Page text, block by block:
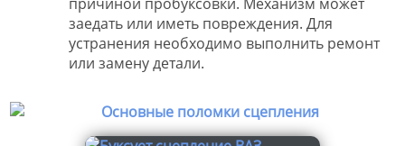
заедать или иметь повреждения. Для
устранения необходимо выполнить ремонт
или замену детали.